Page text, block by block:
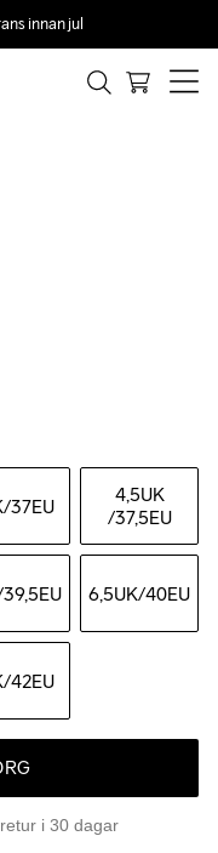
innan jul
/37EU
4,5UK
/37,5EU
6,5UK/40EU
/42EU
i 30 dagar